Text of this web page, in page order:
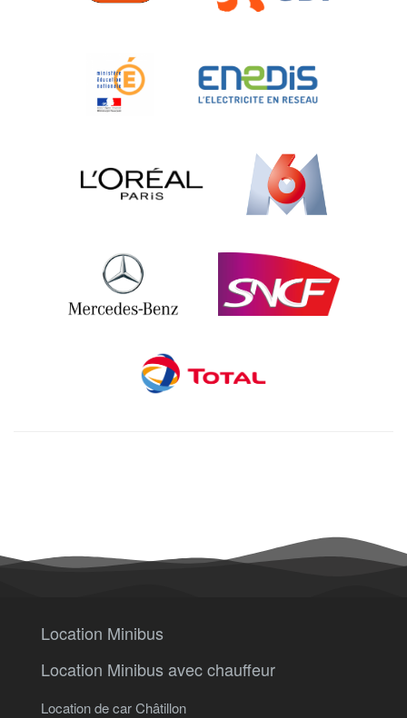
Location Minibus
Location Minibus avec chauffeur
Location de car Châtillon